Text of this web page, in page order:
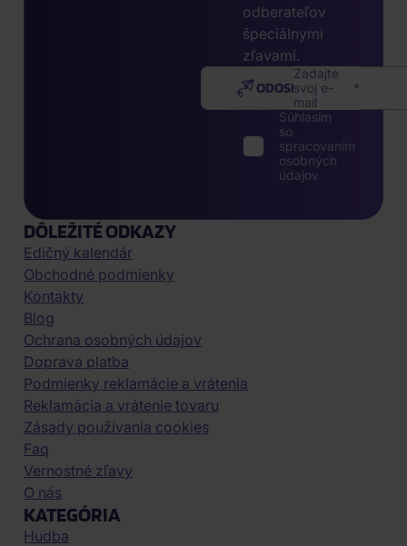
odberateľov
špeciálnymi
zľavami.
Zadajte
svoj e-
mail
ODOSLAŤ
Súhlasím
so
spracovaním
osobných
údajov
DÔLEŽITÉ ODKAZY
Edičný kalendár
Obchodné podmienky
Kontakty
Blog
Ochrana osobných údajov
Doprava platba
Podmienky reklamácie a vrátenia
Reklamácia a vrátenie tovaru
Zásady používania cookies
Faq
Vernostné zľavy
O nás
KATEGÓRIA
Hudba